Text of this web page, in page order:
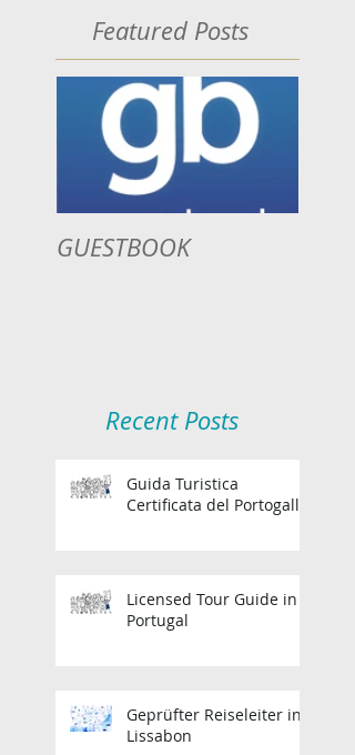
Featured Posts
GUESTBOOK
Recent Posts
Guida Turistica
Certificata del Portogallo
Licensed Tour Guide in
Portugal
Geprüfter Reiseleiter in
Lissabon